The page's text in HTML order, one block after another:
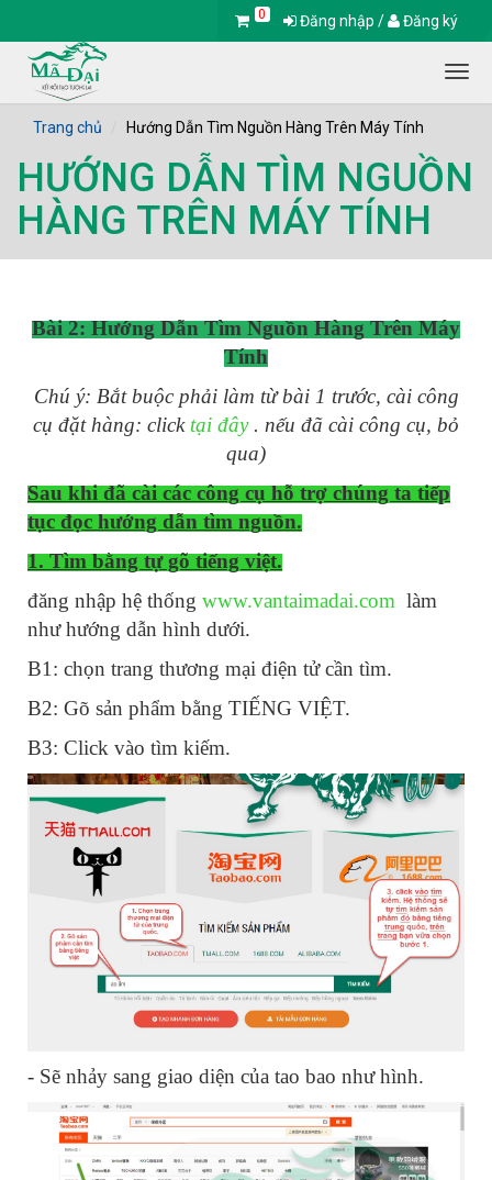
0 Đăng nhập / Đăng ký
Trang chủ
Hướng Dẫn Tìm Nguồn Hàng Trên Máy Tính
HƯỚNG DẪN TÌM NGUỒN
HÀNG TRÊN MÁY TÍNH
Bài 2: Hướng Dẫn Tìm Nguồn Hàng Trên Máy
Tính
Chú ý: Bắt buộc phải làm từ bài 1 trước, cài công
cụ đặt hàng: click tại đây. nếu đã cài công cụ, bỏ
qua)
Sau khi đã cài các công cụ hỗ trợ chúng ta tiếp
tục đọc hướng dẫn tìm nguồn.
1. Tìm bằng tự gõ tiếng việt.
đăng nhập hệ thống www.vantaimadai.com làm
như hướng dẫn hình dưới.
B1: chọn trang thương mại điện tử cần tìm.
B2: Gõ sản phẩm bằng TIẾNG VIỆT.
B3: Click vào tìm kiếm.
- Sẽ nhảy sang giao diện của tao bao như hình.